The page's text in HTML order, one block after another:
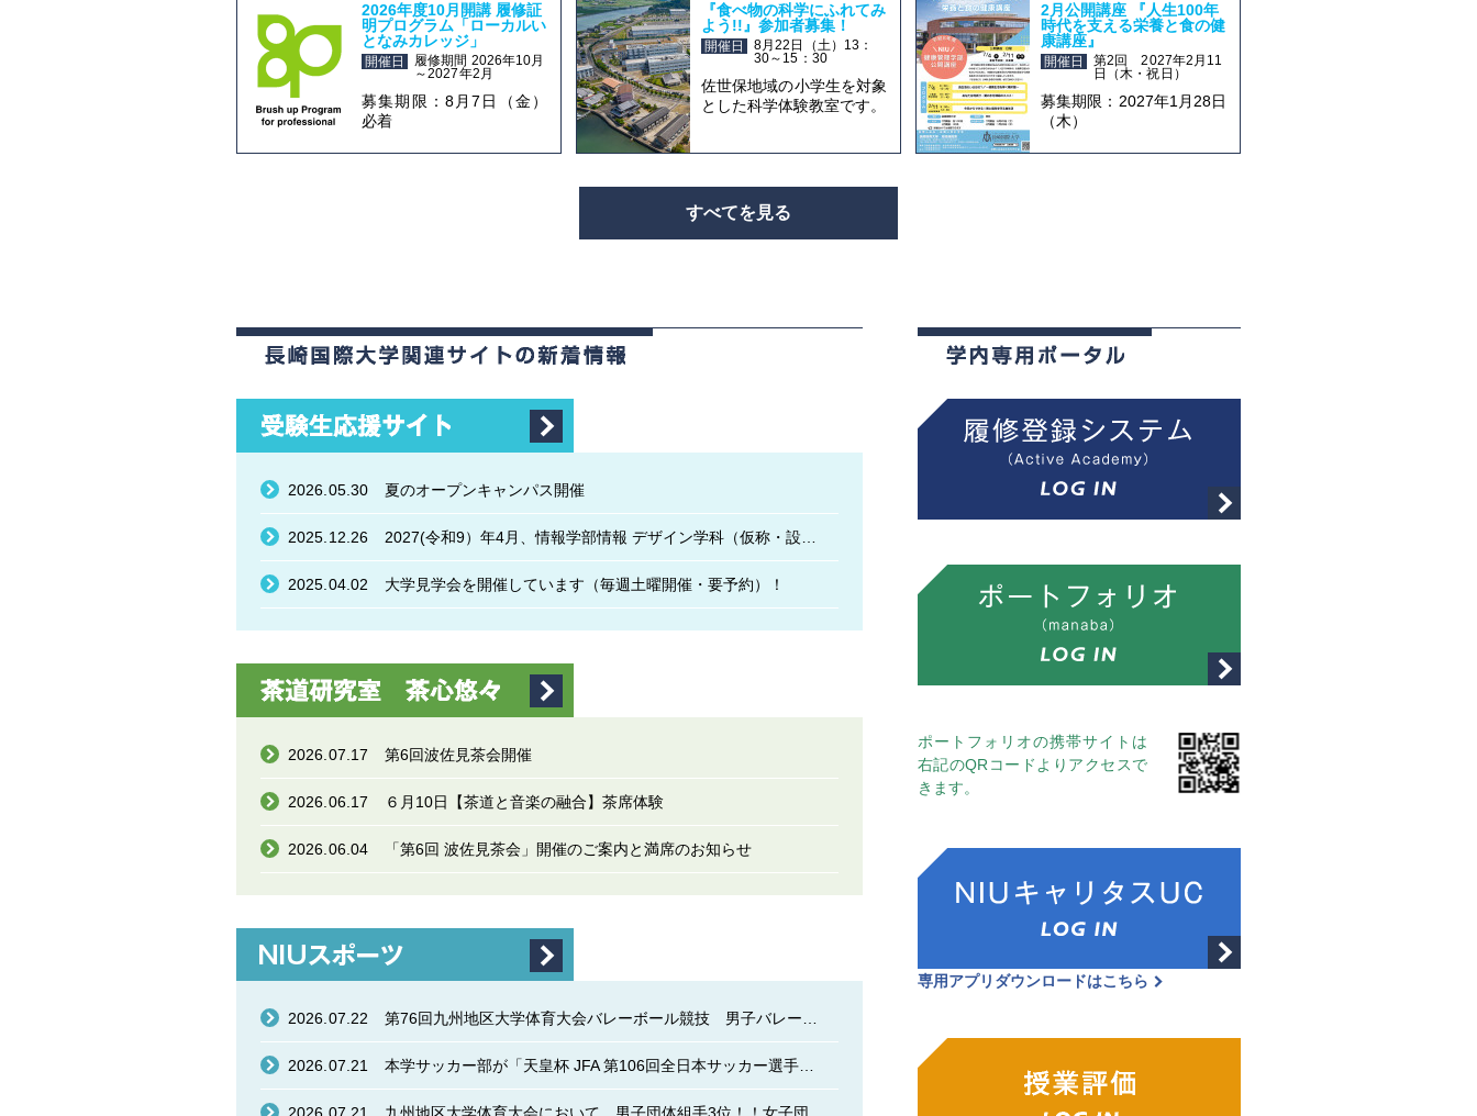
2026年度10月開講 履修証
明プログラム「ローカルい
となみカレッジ」
開催日
履修期間 2026年10月
～2027年2月
募集期限：8月7日（金）
必着
『食べ物の科学にふれてみ
よう!!』参加者募集！
開催日
8月22日（土）13：
30～15：30
佐世保地域の小学生を対象
とした科学体験教室です。
2月公開講座 『人生100年
時代を支える栄養と食の健
康講座』
開催日
第2回 2027年2月11
日（木・祝日）
募集期限：2027年1月28日
（木）
すべてを見る
2026.05.30 夏のオープンキャンパス開催
2025.12.26
2025.04.02 大学見学会を開催しています（毎週土曜開催・要予約）！
2026.07.17 第6回波佐見茶会開催
2026.06.17 ６月10日【茶道と音楽の融合】茶席体験
2026.06.04 「第6回 波佐見茶会」開催のご案内と満席のお知らせ
2026.07.22
2026.07.21
ポートフォリオの携帯サイトは
右記のQRコードよりアクセスで
きます。
専用アプリダウンロードはこちら